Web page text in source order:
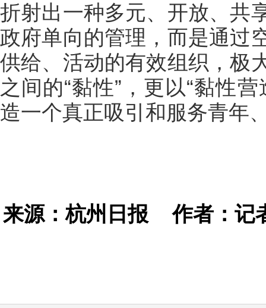
折射出一种多元、开放、共
政府单向的管理，而是通过
供给、活动的有效组织，极
之间的“黏性”，更以“黏性
造一个真正吸引和服务青年
来源：杭州日报作者：记